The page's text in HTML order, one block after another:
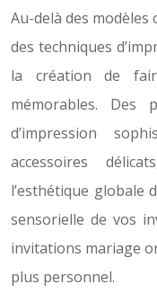
Au-delà des
des techniques
la création de
mémorables. Des
d’impression
accessoires
l’esthétique globale
sensorielle de vos
invitations mariage
plus personnel.